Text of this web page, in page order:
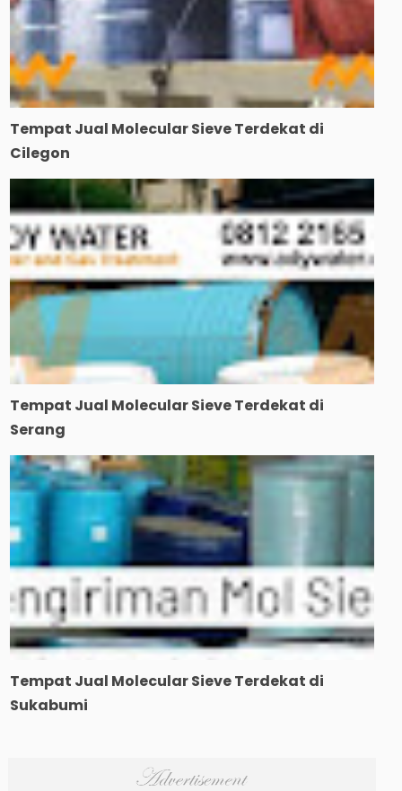
Tempat Jual Molecular Sieve Terdekat di
Cilegon
Tempat Jual Molecular Sieve Terdekat di
Serang
Tempat Jual Molecular Sieve Terdekat di
Sukabumi